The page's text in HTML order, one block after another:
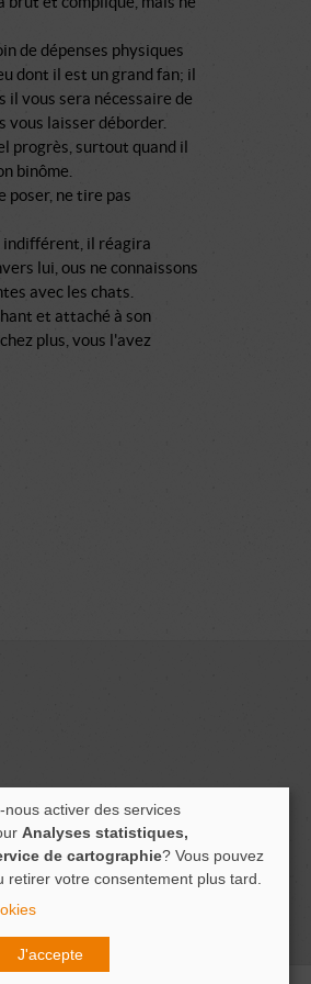
de dépenses physiques
dont il est un grand fan; il
il vous sera nécessaire de
vous laisser déborder.
progrès, surtout quand il
binôme.
poser, ne tire pas
indifférent, il réagira
lui, ous ne connaissons
avec les chats.
et attaché à son
plus, vous l'avez
nous activer des services
Analyses statistiques,
de cartographie? Vous pouvez
retirer votre consentement plus tard.
J'accepte